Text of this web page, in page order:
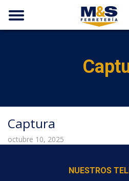
Captura
octubre 10, 2025
NUESTROS